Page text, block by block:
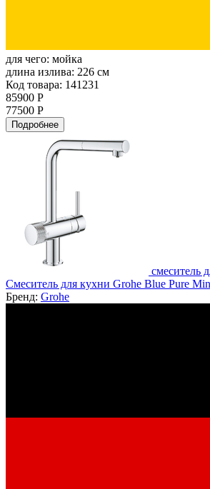
для чего: мойка
длина излива: 226 см
Код товара: 141231
85900 Р
77500 Р
Подробнее
смеситель
Смеситель для кухни Grohe Blue Pure
Бренд: Grohe